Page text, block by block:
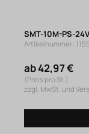
SMT-10M-PS-
Artikelnummer:
ab 42,97 €
(Preis pro St.)
zzgl. MwSt. und